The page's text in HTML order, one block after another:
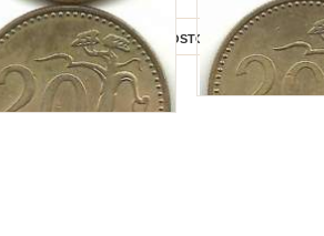
LISÄÄ OSTOSKORIIN